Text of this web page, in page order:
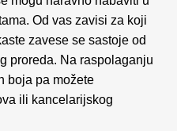
Od vas zavisi za koji
zavese se sastoje od
proreda. Na raspolaganju
boja pa možete
ili kancelarijskog